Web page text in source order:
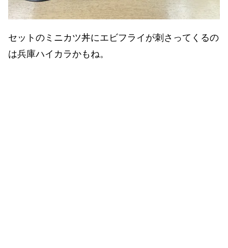
セットのミニカツ丼にエビフライが刺さってくるの
は兵庫ハイカラかもね。